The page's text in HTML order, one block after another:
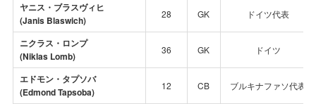
ヤニス・ブラスヴィヒ
(Janis Blaswich)
28 GK ドイツ代表
ニクラス・ロンプ
(Niklas Lomb)
36 GK ドイツ
エドモン・タプソバ
(Edmond Tapsoba)
12 CB ブルキナファソ代表